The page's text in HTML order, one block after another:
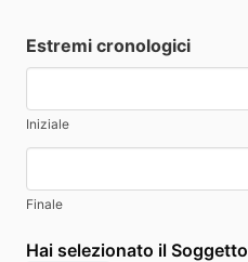
Estremi cronologici
Iniziale
Finale
Hai selezionato il Soggetto